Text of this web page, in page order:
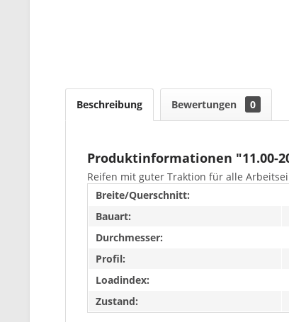
Beschreibung Bewertungen 0
Produktinformationen "11.00-20
Reifen mit guter Traktion für alle
Breite/Querschnitt:
Bauart:
Durchmesser:
Profil:
Loadindex:
Zustand: